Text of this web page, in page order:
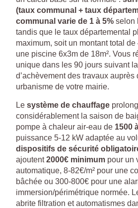
(taux communal + taux
communal varie de 1 à 5% selon
tandis que le taux départemental
maximum, soit un montant total
une piscine 6x3m de 18m². Vous
unique dans les 90 jours suivant
d’achèvement des travaux auprès
urbanisme de votre mairie.
Le système de chauffage
considérablement la saison de
pompe à chaleur air-eau de 1500
puissance 5-12 kW adaptée au
dispositifs de sécurité
ajoutent2000€ minimum pour un
automatique, 8-82€/m² pour une
bâchée ou 300-800€ pour une
immersion/périmétrique normée.
abrite filtration et automatismes